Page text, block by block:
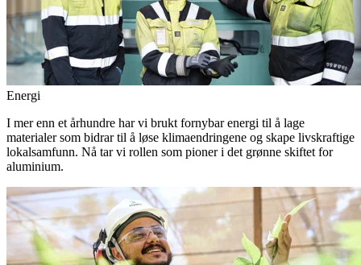
Energi
I mer enn et århundre har vi brukt fornybar energi til å lage
materialer som bidrar til å løse klimaendringene og skape livskraftige
lokalsamfunn. Nå tar vi rollen som pioner i det grønne skiftet for
aluminium.